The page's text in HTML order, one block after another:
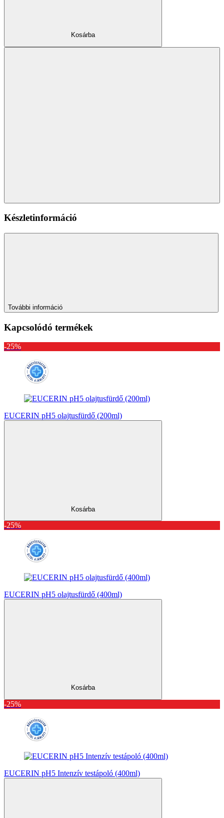
Kosárba
Készletinformáció
További információ
Kapcsolódó termékek
-25%
EUCERIN pH5 olajtusfürdő (200ml)
Kosárba
-25%
EUCERIN pH5 olajtusfürdő (400ml)
Kosárba
-25%
EUCERIN pH5 Intenzív testápoló (400ml)